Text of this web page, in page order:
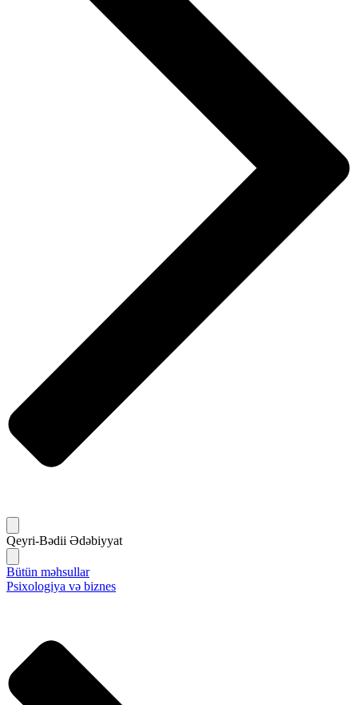
Qeyri-Bədii Ədəbiyyat
Bütün məhsullar
Psixologiya və biznes